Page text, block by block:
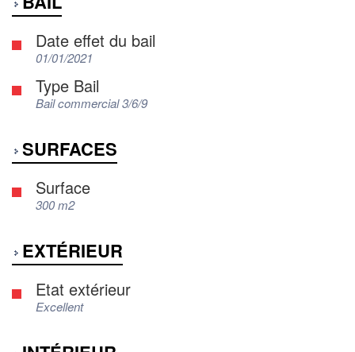
Date effet du bail
01/01/2021
Type Bail
Bail commercial 3/6/9
SURFACES
Surface
300 m2
EXTÉRIEUR
Etat extérieur
Excellent